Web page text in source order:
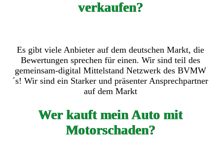
verkaufen?
Es gibt viele Anbieter auf dem deutschen Markt, die
Bewertungen sprechen für einen. Wir sind teil des
gemeinsam-digital Mittelstand Netzwerk des BVMW
´s! Wir sind ein Starker und präsenter Ansprechpartner
auf dem Markt
Wer kauft mein Auto mit
Motorschaden?